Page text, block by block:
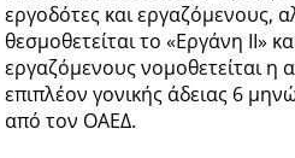
εργοδότες και εργαζόμενους,
θεσμοθετείται το «Εργάνη
εργαζόμενους νομοθετείται
επιπλέον γονικής άδειας 6
από τον ΟΑΕΔ.